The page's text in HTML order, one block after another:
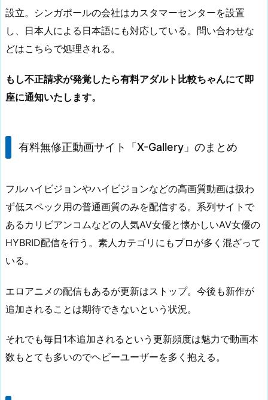
設立。シンガポールの会社はカスタマーセンターを設置
し、日本人による日本語にも対応している。問い合わせな
どはこちらで処理される。
もし不正請求が発覚したら有料アダルト比較ちゃんにて即
座に通知いたします。
有料無修正動画サイト「X-Gallery」のまとめ
フルハイビジョンやハイビジョンなどの高画質動画は扱わ
ず低スペック用の普通画質のみを配信する。系列サイトで
あるカリビアンコムなどの人気AV女優と懐かしいAV女優の
HYBRID配信を行う。素人カテゴリにもプロが多く混ざって
いる。
エロアニメの配信もあるが更新はストップ。今後も新作が
追加されることは期待できないという状況。
それでも毎日1本追加されるという更新頻度は魅力で動画本
数もとても多いのでヘビーユーザーを多く抱える。